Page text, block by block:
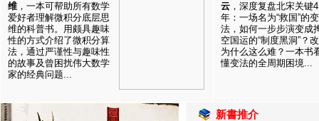
维 ，一本可帮助所有数学
爱好者理解微积分底层思
维的科普书。用颇具趣味
性的方式介绍了微积分算
法，通过严谨性与趣味性
的故事及曾困扰伟大数学
家的经典问题...
云 ，深度复盘北宋关键
年：一场名为“救国”的变
法，如何一步步演变成
空国运的“制度黑洞”？
为什么这么难？一本书
懂变法的全周期困境...
新書推介